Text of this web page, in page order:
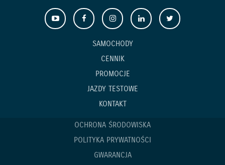
SAMOCHODY
CENNIK
PROMOCJE
JAZDY TESTOWE
KONTAKT
OCHRONA ŚRODOWISKA
POLITYKA PRYWATNOŚCI
GWARANCJA